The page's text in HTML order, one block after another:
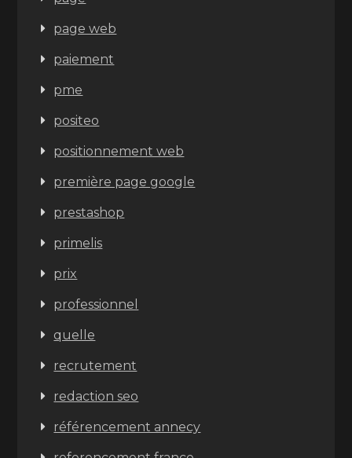
page web
paiement
pme
positeo
positionnement web
première page google
prestashop
primelis
prix
professionnel
quelle
recrutement
redaction seo
référencement annecy